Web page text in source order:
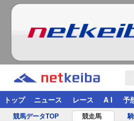
トップ ニュース レース A I 予
競馬データTOP 競走馬